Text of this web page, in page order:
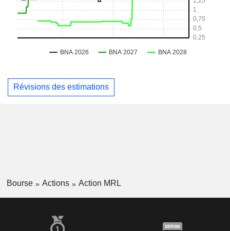
Révisions des estimations
Bourse Actions Action MRL